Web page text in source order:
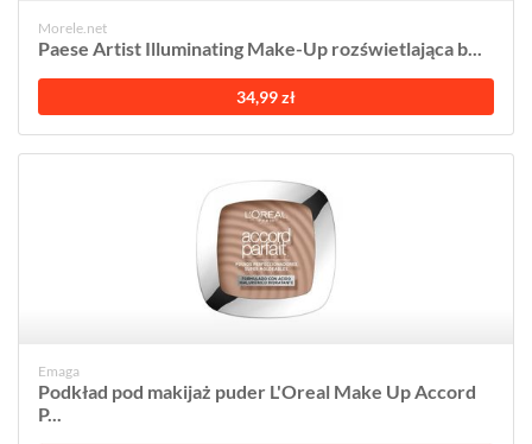
Morele.net
Paese Artist Illuminating Make-Up rozświetlająca b...
34,99 zł
Emaga
Podkład pod makijaż puder L'Oreal Make Up Accord
P...